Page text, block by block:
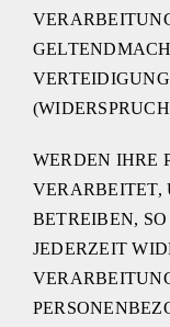
WERDEN IHRE
VERARBEITET,
BETREIBEN,
JEDERZEIT